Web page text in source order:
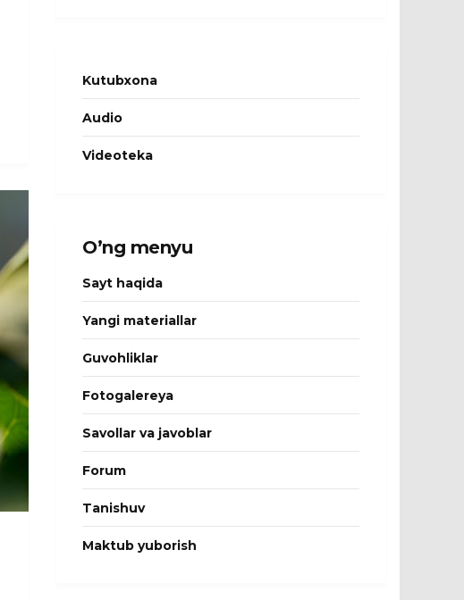
Kutubxona
Audio
Videoteka
O’ng menyu
Sayt haqida
Yangi materiallar
Guvohliklar
Fotogalereya
Savollar va javoblar
Forum
Tanishuv
Maktub yuborish